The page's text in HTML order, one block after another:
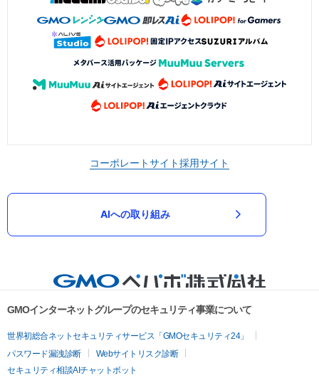
コーポレートサイト採用サイト
AIへの取り組み
GMOインターネットグループのセキュリティ事業について
世界初総合ネットセキュリティサービス「GMOセキュリティ24」
パスワード漏洩診断
Webサイトリスク診断
セキュリティ相談AIチャットボット